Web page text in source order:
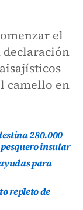
el
declaración
camello en
280.000
insular
para
repleto de